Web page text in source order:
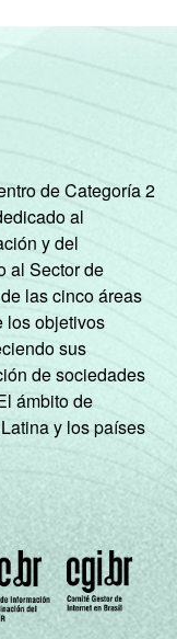
de Categoría 2
al
y del
al Sector de
las cinco áreas
los objetivos
sus
de sociedades
ámbito de
y los países